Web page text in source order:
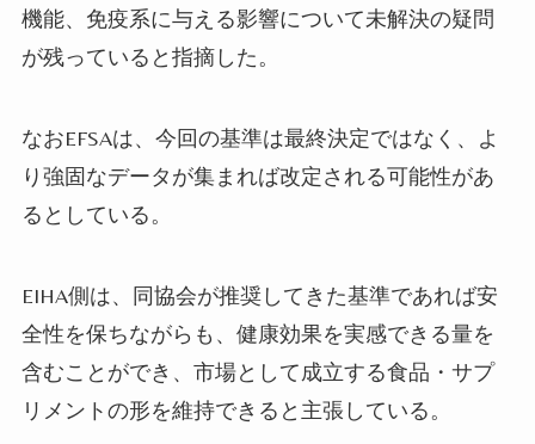
機能、免疫系に与える影響について未解決の疑問
が残っていると指摘した。
なおEFSAは、今回の基準は最終決定ではなく、よ
り強固なデータが集まれば改定される可能性があ
るとしている。
EIHA側は、同協会が推奨してきた基準であれば安
全性を保ちながらも、健康効果を実感できる量を
含むことができ、市場として成立する食品・サプ
リメントの形を維持できると主張している。